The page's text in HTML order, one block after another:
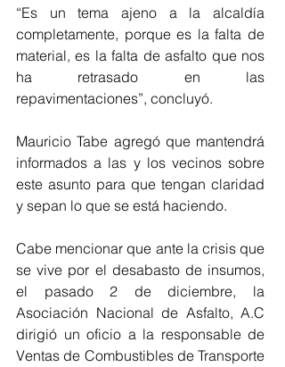
“Es un tema ajeno a la alcaldía
completamente, porque es la falta de
material, es la falta de asfalto que nos
ha retrasado en las
repavimentaciones”, concluyó.
Mauricio Tabe agregó que mantendrá
informados a las y los vecinos sobre
este asunto para que tengan claridad
y sepan lo que se está haciendo.
Cabe mencionar que ante la crisis que
se vive por el desabasto de insumos,
el pasado 2 de diciembre, la
Asociación Nacional de Asfalto, A.C
dirigió un oficio a la responsable de
Ventas de Combustibles de Transporte